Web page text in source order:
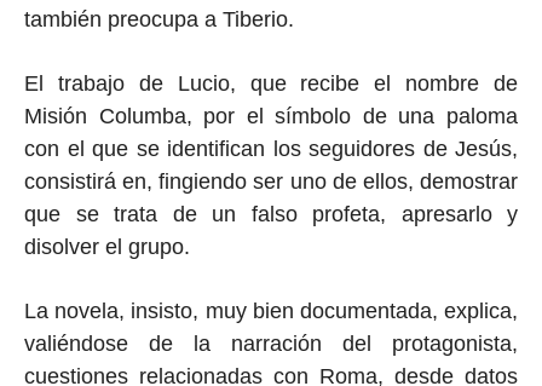
también preocupa a Tiberio.
El trabajo de Lucio, que recibe el nombre de
Misión Columba, por el símbolo de una paloma
con el que se identifican los seguidores de Jesús,
consistirá en, fingiendo ser uno de ellos, demostrar
que se trata de un falso profeta, apresarlo y
disolver el grupo.
La novela, insisto, muy bien documentada, explica,
valiéndose de la narración del protagonista,
cuestiones relacionadas con Roma, desde datos